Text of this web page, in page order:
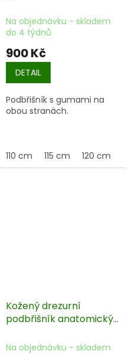
140 cm 150 cm
Na objednávku - skladem
do 4 týdnů
900 Kč
DETAIL
Podbřišník s gumami na
obou stranách.
110 cm 115 cm 120 cm
Kožený drezurní
podbřišník anatomický
Na objednávku - skladem